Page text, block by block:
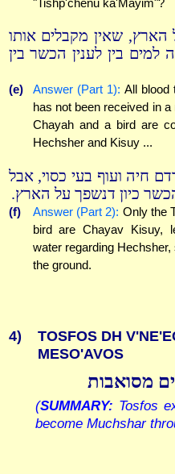
שאין מקבלים אותו
למים בין לענין הכשר בין
(e) Answer (Part 1): All blood
has not been received in
Chayah and a bird are
Hechsher and Kisuy ...
חיה ועוף בעי כסוי, אבל
כיון דנשפך על הארץ.
(f) Answer (Part 2): Only the
bird are Chayav Kisuy,
water regarding
the ground.
4)
TOSFOS DH
MESO'AVOS
מסואבות
(SUMMARY: Tosfos
become Muchshar